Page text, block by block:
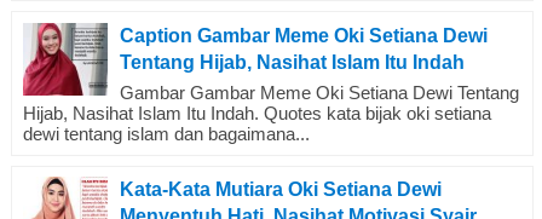
Caption Gambar Meme Oki Setiana Dewi
Tentang Hijab, Nasihat Islam Itu Indah
Gambar Gambar Meme Oki Setiana Dewi Tentang
Hijab, Nasihat Islam Itu Indah. Quotes kata bijak oki setiana
dewi tentang islam dan bagaimana...
Kata-Kata Mutiara Oki Setiana Dewi